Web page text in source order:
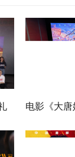
电影《大
映 开启古